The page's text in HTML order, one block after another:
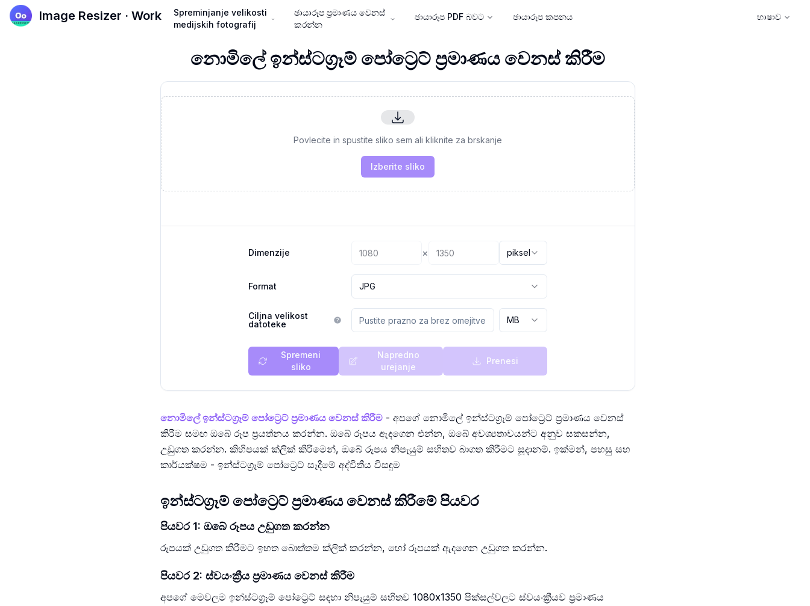
Image Resizer · Work
Spreminjanje velikosti
medijskih fotografij
ඡායාරූප ප්‍රමාණය වෙනස්
කරන්න
ඡායාරූප PDF බවට ඡායාරූප කපනය භාෂාව
නොමිලේ ඉන්ස්ටග්‍රෑම් පෝට්‍රෙට් ප්‍රමාණය වෙනස් කිරීම
Povlecite in spustite sliko sem ali kliknite za brskanje
Izberite sliko
Dimenzije × piksel
Format JPG
Ciljna velikost
datoteke
MB
Spremeni
sliko
Napredno
urejanje
Prenesi
නොමිලේ ඉන්ස්ටග්‍රෑම් පෝට්‍රෙට් ප්‍රමාණය වෙනස් කිරීම- අපගේ නොමිලේ ඉන්ස්ටග්‍රෑම් පෝට්‍රෙට් ප්‍රමාණය වෙනස්
කිරීම සමඟ ඔබේ රූප ප්‍රයත්නය කරන්න. ඔබේ රූපය ඇදගෙන එන්න, ඔබේ අවශ්‍යතාවයන්ට අනුව සකසන්න,
උඩුගත කරන්න. කිහිපයක් ක්ලික් කිරීමෙන්, ඔබේ රූපය නිපැයුම් සහිතව බාගත කිරීමට සූදානම්. ඉක්මන්, පහසු සහ
කාර්යක්ෂම - ඉන්ස්ටග්‍රෑම් පෝට්‍රෙට් සෑදීමේ අද්විතීය විසඳුම
ඉන්ස්ටග්‍රෑම් පෝට්‍රෙට් ප්‍රමාණය වෙනස් කිරීමේ පියවර
පියවර 1: ඔබේ රූපය උඩුගත කරන්න
රූපයක් උඩුගත කිරීමට ඉහත බොත්තම ක්ලික් කරන්න, හෝ රූපයක් ඇදගෙන උඩුගත කරන්න.
පියවර 2: ස්වයංක්‍රීය ප්‍රමාණය වෙනස් කිරීම
අපගේ මෙවලම ඉන්ස්ටග්‍රෑම් පෝට්‍රෙට් සඳහා නිපැයුම් සහිතව 1080x1350 පික්සල්වලට ස්වයංක්‍රීයව ප්‍රමාණය